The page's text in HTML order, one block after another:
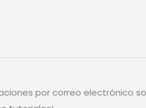
por correo electrónico